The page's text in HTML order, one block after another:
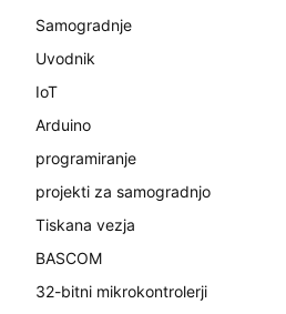
Samogradnje
Uvodnik
IoT
Arduino
programiranje
projekti za samogradnjo
Tiskana vezja
BASCOM
32-bitni mikrokontrolerji